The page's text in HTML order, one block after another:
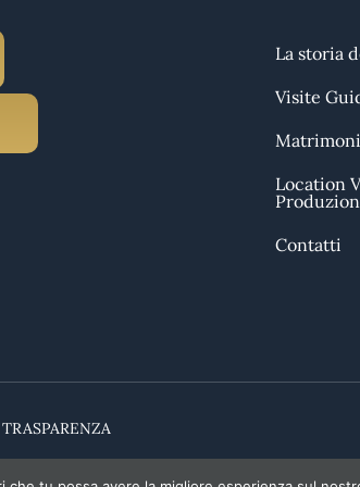
La storia
Visite
Location
Contatti
TRASPARENZA